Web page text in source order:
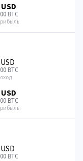
BTC
BTC
BTC
BTC